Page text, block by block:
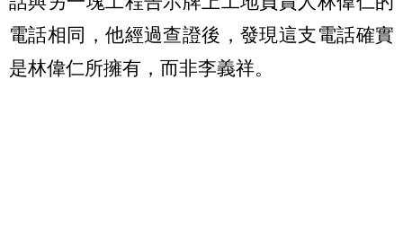
電話相同，他經過查證後，發現這支電話確實
是林偉仁所擁有，而非李義祥。